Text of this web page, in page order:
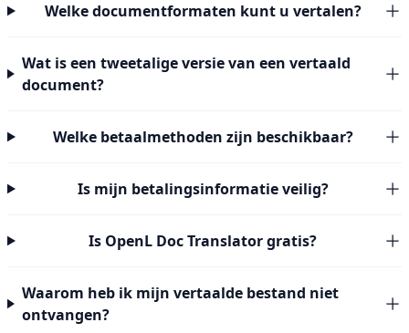
Welke documentformaten kunt u vertalen?
Wat is een tweetalige versie van een vertaald
document?
Welke betaalmethoden zijn beschikbaar?
Is mijn betalingsinformatie veilig?
Is OpenL Doc Translator gratis?
Waarom heb ik mijn vertaalde bestand niet
ontvangen?